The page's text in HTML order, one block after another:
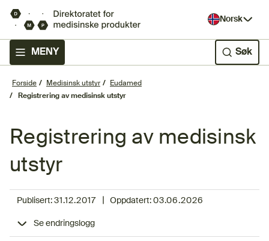
Norsk
MENY Søk
Forside Medisinsk utstyr
Eudamed
Registrering av medisinsk utstyr
Registrering av medisinsk
utstyr
Publisert: 31.12.2017 Oppdatert:03.06.2026
Se endringslogg